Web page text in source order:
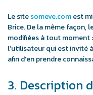
Le sitesomeve.comest
Brice. De la même façon,
modifiées à tout moment
l’utilisateur qui est invité
afin d’en prendre
3. Description